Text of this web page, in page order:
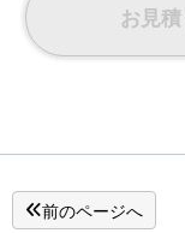
お見
前のページへ